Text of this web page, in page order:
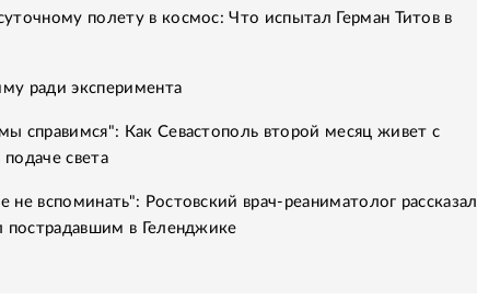
полету в космос: Что испытал Герман Титов в
ради эксперимента
справимся": Как Севастополь второй месяц живет с
света
не вспоминать": Ростовский врач-реаниматолог рассказал
пострадавшим в Геленджике